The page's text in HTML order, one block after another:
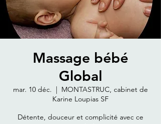
Massage bébé
Global
mar. 10 déc.
  |
MONTASTRUC, cabinet de
Karine Loupias SF
Détente, douceur et complicité avec ce